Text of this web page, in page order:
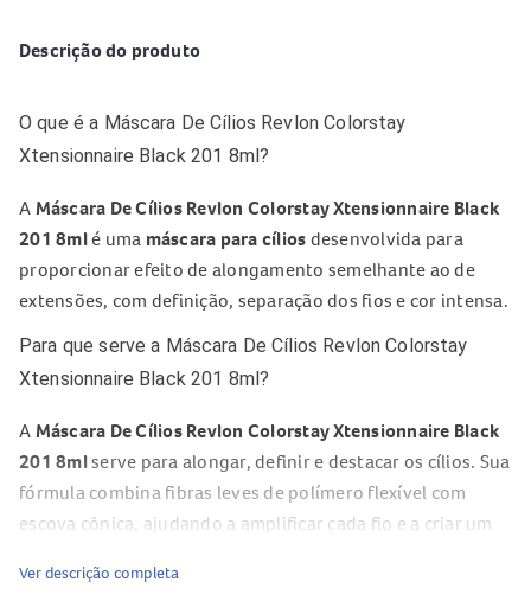
Descrição do produto
O que é a Máscara De Cílios Revlon Colorstay
Xtensionnaire Black 201 8ml?
A Máscara De Cílios Revlon Colorstay Xtensionnaire Black
201 8mlé uma máscara para cílios desenvolvida para
proporcionar efeito de alongamento semelhante ao de
extensões, com definição, separação dos fios e cor intensa.
Para que serve a Máscara De Cílios Revlon Colorstay
Xtensionnaire Black 201 8ml?
A Máscara De Cílios Revlon Colorstay Xtensionnaire Black
201 8mlserve para alongar, definir e destacar os cílios. Sua
fórmula combina fibras leves de polímero flexível com
escova cônica, ajudando a amplificar cada fio e a criar um
Ver descrição completa